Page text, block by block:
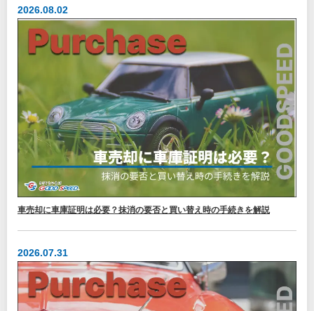
2026.08.02
車売却に車庫証明は必要？抹消の要否と買い替え時の手続きを解説
2026.07.31